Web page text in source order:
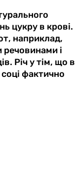
цукру в крові.
наприклад,
і
Річ у тім, що в
фактично